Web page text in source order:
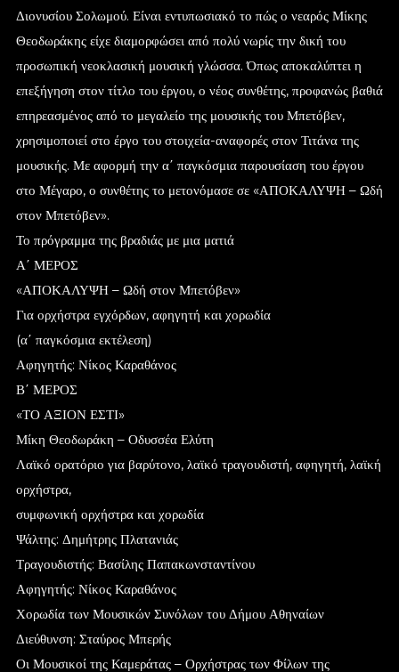
Διονυσίου Σολωμού. Είναι εντυπωσιακό το πώς ο νεαρός Μίκης
Θεοδωράκης είχε διαμορφώσει από πολύ νωρίς την δική του
προσωπική νεοκλασική μουσική γλώσσα. Όπως αποκαλύπτει η
επεξήγηση στον τίτλο του έργου, ο νέος συνθέτης, προφανώς βαθιά
επηρεασμένος από το μεγαλείο της μουσικής του Μπετόβεν,
χρησιμοποιεί στο έργο του στοιχεία-αναφορές στον Τιτάνα της
μουσικής. Με αφορμή την α΄ παγκόσμια παρουσίαση του έργου
στο Μέγαρο, ο συνθέτης το μετονόμασε σε «ΑΠΟΚΑΛΥΨΗ – Ωδή
στον Μπετόβεν».
Το πρόγραμμα της βραδιάς με μια ματιά
Α΄ ΜΕΡΟΣ
«ΑΠΟΚΑΛΥΨΗ – Ωδή στον Μπετόβεν»
Για ορχήστρα εγχόρδων, αφηγητή και χορωδία
(α΄ παγκόσμια εκτέλεση)
Αφηγητής: Νίκος Καραθάνος
Β΄ ΜΕΡΟΣ
«ΤΟ ΑΞΙΟΝ ΕΣΤΙ»
Μίκη Θεοδωράκη – Οδυσσέα Ελύτη
Λαϊκό ορατόριο για βαρύτονο, λαϊκό τραγουδιστή, αφηγητή, λαϊκή
ορχήστρα,
συμφωνική ορχήστρα και χορωδία
Ψάλτης: Δημήτρης Πλατανιάς
Τραγουδιστής: Βασίλης Παπακωνσταντίνου
Αφηγητής: Νίκος Καραθάνος
Χορωδία των Μουσικών Συνόλων του Δήμου Αθηναίων
Διεύθυνση: Σταύρος Μπερής
Οι Μουσικοί της Καμεράτας – Ορχήστρας των Φίλων της